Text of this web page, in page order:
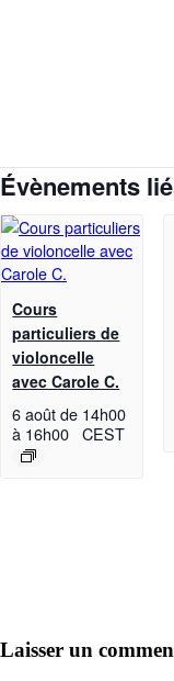
Évènements
Cours
particuliers de
violoncelle
avec Carole C.
6 août de 14h00
à 16h00 CEST
Laisser un